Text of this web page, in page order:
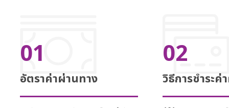
01
อัตราค่าผ่านทาง
02
วิธีการชำระค่